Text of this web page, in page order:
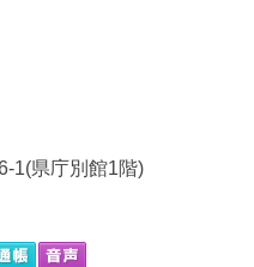
1(県庁別館1階)